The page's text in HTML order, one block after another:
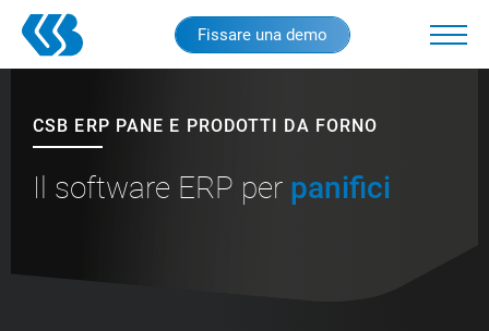
Skip
main
Fissare una demo
CSB ERP PANE E PRODOTTI DA FORNO
Il software ERP per panifici